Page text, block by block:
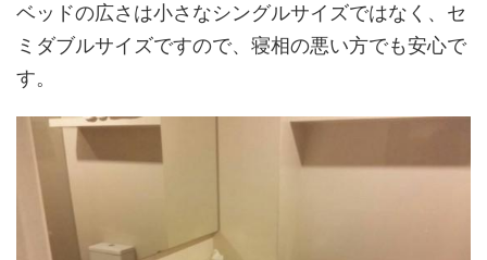
ベッドの広さは小さなシングルサイズではなく、セ
ミダブルサイズですので、寝相の悪い方でも安心で
す。